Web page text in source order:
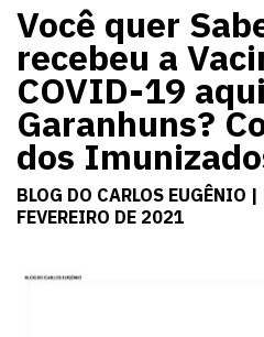
Você quer
recebeu a
COVID-19
Garanhuns?
dos
BLOG DO CARLOS EUGÊNIO
FEVEREIRO DE 2021